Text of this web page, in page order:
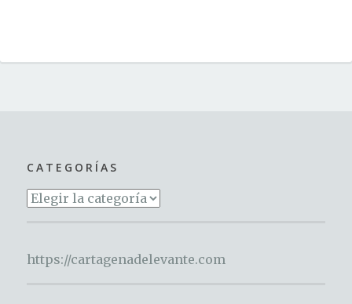
CATEGORÍAS
Categorías
https://cartagenadelevante.com